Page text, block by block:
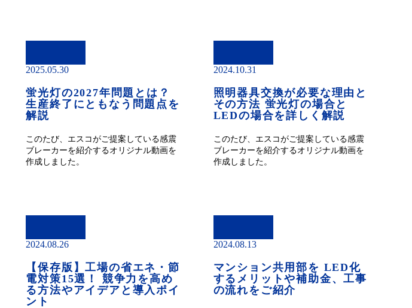
2025.05.30
蛍光灯の2027年問題とは？
生産終了にともなう問題点を
解説
このたび、エスコがご提案している感震
ブレーカーを紹介するオリジナル動画を
作成しました。
2024.10.31
照明器具交換が必要な理由と
その方法 蛍光灯の場合と
LEDの場合を詳しく解説
このたび、エスコがご提案している感震
ブレーカーを紹介するオリジナル動画を
作成しました。
2024.08.26
【保存版】工場の省エネ・節
電対策15選！ 競争力を高め
る方法やアイデアと導入ポイ
ント
2024.08.13
マンション共用部を LED化
するメリットや補助金、工事
の流れをご紹介